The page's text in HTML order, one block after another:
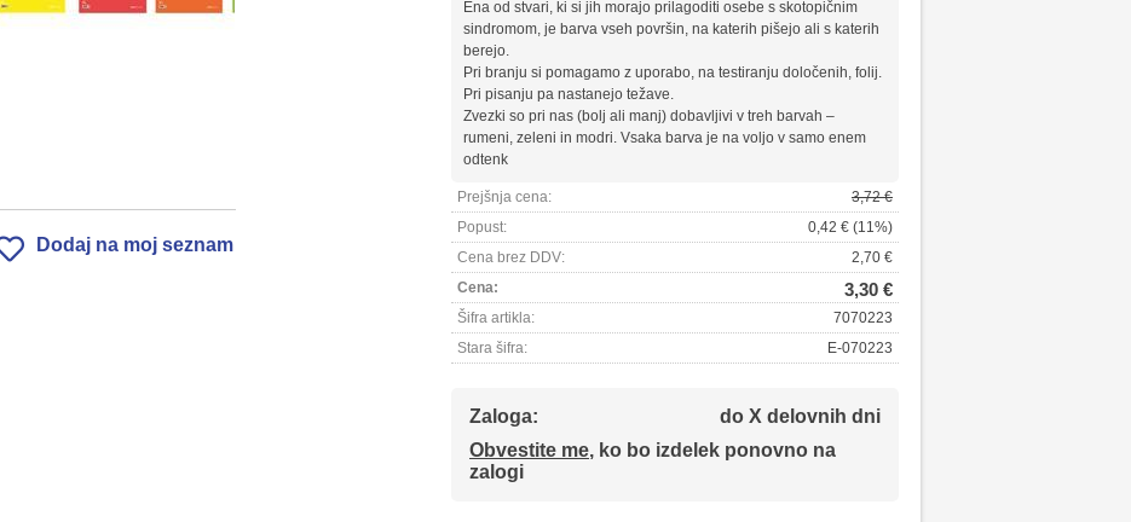
Dodaj na moj seznam
Ena od stvari, ki si jih morajo prilagoditi osebe s skotopičnim
sindromom, je barva vseh površin, na katerih pišejo ali s katerih
berejo.
Pri branju si pomagamo z uporabo, na testiranju določenih, folij.
Pri pisanju pa nastanejo težave.
Zvezki so pri nas (bolj ali manj) dobavljivi v treh barvah –
rumeni, zeleni in modri. Vsaka barva je na voljo v samo enem
odtenk
Prejšnja cena:
3,72 €
Popust:
0,42 € (11%)
Cena brez DDV:
2,70 €
Cena:
3,30 €
Šifra artikla:
7070223
Stara šifra:
E-070223
Zaloga:
do X delovnih dni
Obvestite me, ko bo izdelek ponovno na
zalogi